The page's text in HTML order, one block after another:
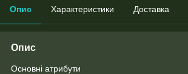
Опис Характеристики Доставка
Опис
Основні атрибути